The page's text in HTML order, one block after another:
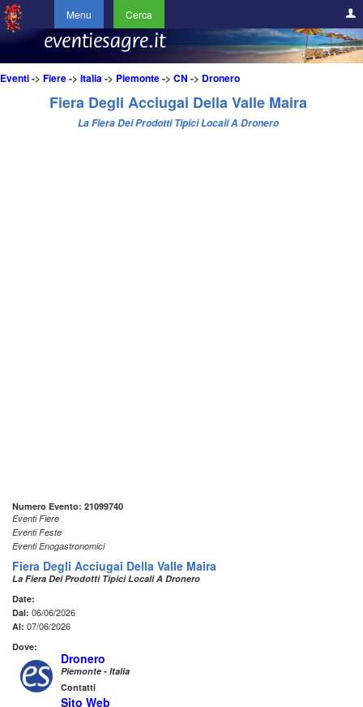
Menu Cerca
Eventi-> Fiere-> Italia-> Piemonte-> CN -> Dronero
Fiera Degli Acciugai Della Valle Maira
La Fiera Dei Prodotti Tipici Locali A Dronero
Numero Evento: 21099740
Eventi Fiere
Eventi Feste
Eventi Enogastronomici
Fiera Degli Acciugai Della Valle Maira
La Fiera Dei Prodotti Tipici Locali A Dronero
Date:
Dal: 06/06/2026
Al: 07/06/2026
Dove:
Dronero
Piemonte - Italia
Contatti
Sito Web